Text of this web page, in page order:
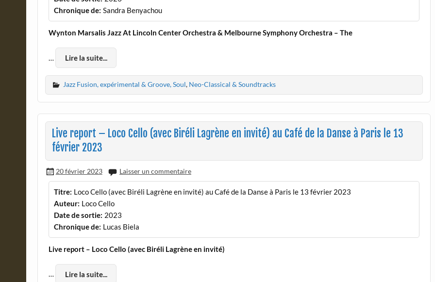
Chronique de: Sandra Benyachou
Wynton Marsalis Jazz At Lincoln Center Orchestra & Melbourne Symphony Orchestra – The
… Lire la suite...
Jazz Fusion, expérimental & Groove, Soul, Neo-Classical & Soundtracks
Live report – Loco Cello (avec Biréli Lagrène en invité) au Café de la Danse à Paris le 13
février 2023
20 février 2023 Laisser un commentaire
Titre: Loco Cello (avec Biréli Lagrène en invité) au Café de la Danse à Paris le 13 février 2023
Auteur: Loco Cello
Date de sortie: 2023
Chronique de: Lucas Biela
Live report – Loco Cello (avec Biréli Lagrène en invité)
… Lire la suite...